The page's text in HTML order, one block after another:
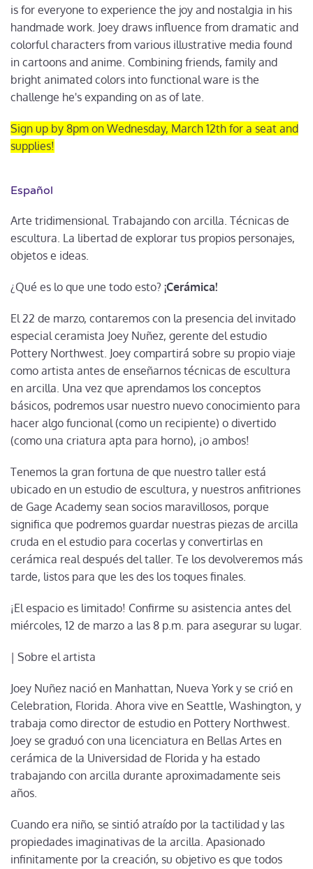
is for everyone to experience the joy and nostalgia in his
handmade work. Joey draws influence from dramatic and
colorful characters from various illustrative media found
in cartoons and anime. Combining friends, family and
bright animated colors into functional ware is the
challenge he's expanding on as of late.
Sign up by 8pm on Wednesday, March 12th for a seat and
supplies!
Español
Arte tridimensional. Trabajando con arcilla. Técnicas de
escultura. La libertad de explorar tus propios personajes,
objetos e ideas.
¿Qué es lo que une todo esto? ¡Cerámica!
El 22 de marzo, contaremos con la presencia del invitado
especial ceramista Joey Nuñez, gerente del estudio
Pottery Northwest. Joey compartirá sobre su propio viaje
como artista antes de enseñarnos técnicas de escultura
en arcilla. Una vez que aprendamos los conceptos
básicos, podremos usar nuestro nuevo conocimiento para
hacer algo funcional (como un recipiente) o divertido
(como una criatura apta para horno), ¡o ambos!
Tenemos la gran fortuna de que nuestro taller está
ubicado en un estudio de escultura, y nuestros anfitriones
de Gage Academy sean socios maravillosos, porque
significa que podremos guardar nuestras piezas de arcilla
cruda en el estudio para cocerlas y convertirlas en
cerámica real después del taller. Te los devolveremos más
tarde, listos para que les des los toques finales.
¡El espacio es limitado! Confirme su asistencia antes del
miércoles, 12 de marzo a las 8 p.m. para asegurar su lugar.
| Sobre el artista
Joey Nuñez nació en Manhattan, Nueva York y se crió en
Celebration, Florida. Ahora vive en Seattle, Washington, y
trabaja como director de estudio en Pottery Northwest.
Joey se graduó con una licenciatura en Bellas Artes en
cerámica de la Universidad de Florida y ha estado
trabajando con arcilla durante aproximadamente seis
años.
Cuando era niño, se sintió atraído por la tactilidad y las
propiedades imaginativas de la arcilla. Apasionado
infinitamente por la creación, su objetivo es que todos